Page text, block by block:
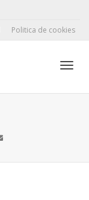
Politica de cookies